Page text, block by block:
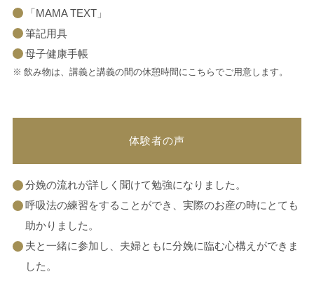
「MAMA TEXT」
筆記用具
母子健康手帳
飲み物は、講義と講義の間の休憩時間にこちらでご用意します。
体験者の声
分娩の流れが詳しく聞けて勉強になりました。
呼吸法の練習をすることができ、実際のお産の時にとても
助かりました。
夫と一緒に参加し、夫婦ともに分娩に臨む心構えができま
した。